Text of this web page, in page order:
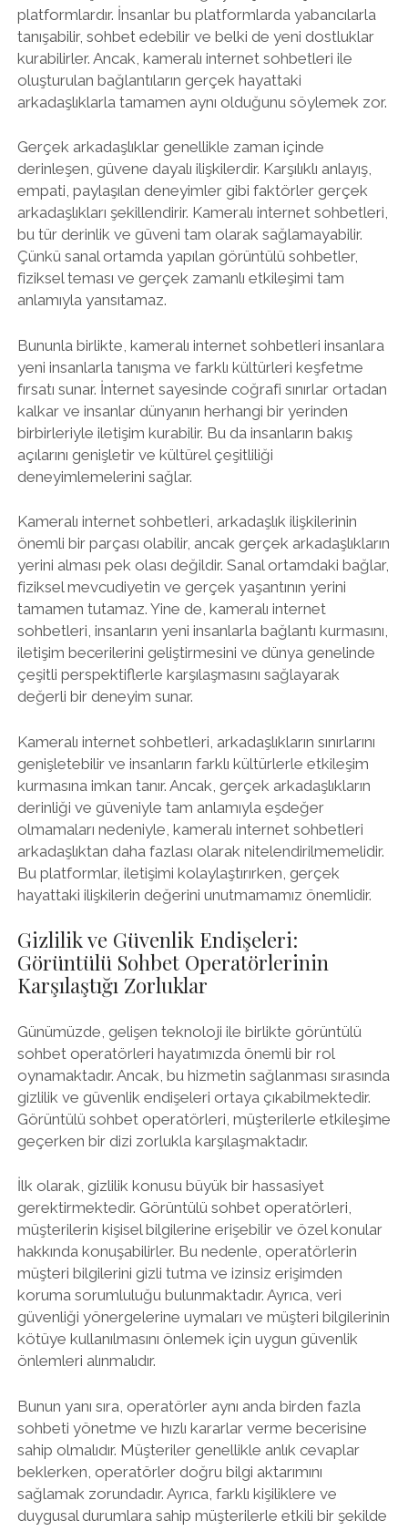
platformlardır. İnsanlar bu platformlarda yabancılarla
tanışabilir, sohbet edebilir ve belki de yeni dostluklar
kurabilirler. Ancak, kameralı internet sohbetleri ile
oluşturulan bağlantıların gerçek hayattaki
arkadaşlıklarla tamamen aynı olduğunu söylemek zor.
Gerçek arkadaşlıklar genellikle zaman içinde
derinleşen, güvene dayalı ilişkilerdir. Karşılıklı anlayış,
empati, paylaşılan deneyimler gibi faktörler gerçek
arkadaşlıkları şekillendirir. Kameralı internet sohbetleri,
bu tür derinlik ve güveni tam olarak sağlamayabilir.
Çünkü sanal ortamda yapılan görüntülü sohbetler,
fiziksel teması ve gerçek zamanlı etkileşimi tam
anlamıyla yansıtamaz.
Bununla birlikte, kameralı internet sohbetleri insanlara
yeni insanlarla tanışma ve farklı kültürleri keşfetme
fırsatı sunar. İnternet sayesinde coğrafi sınırlar ortadan
kalkar ve insanlar dünyanın herhangi bir yerinden
birbirleriyle iletişim kurabilir. Bu da insanların bakış
açılarını genişletir ve kültürel çeşitliliği
deneyimlemelerini sağlar.
Kameralı internet sohbetleri, arkadaşlık ilişkilerinin
önemli bir parçası olabilir, ancak gerçek arkadaşlıkların
yerini alması pek olası değildir. Sanal ortamdaki bağlar,
fiziksel mevcudiyetin ve gerçek yaşantının yerini
tamamen tutamaz. Yine de, kameralı internet
sohbetleri, insanların yeni insanlarla bağlantı kurmasını,
iletişim becerilerini geliştirmesini ve dünya genelinde
çeşitli perspektiflerle karşılaşmasını sağlayarak
değerli bir deneyim sunar.
Kameralı internet sohbetleri, arkadaşlıkların sınırlarını
genişletebilir ve insanların farklı kültürlerle etkileşim
kurmasına imkan tanır. Ancak, gerçek arkadaşlıkların
derinliği ve güveniyle tam anlamıyla eşdeğer
olmamaları nedeniyle, kameralı internet sohbetleri
arkadaşlıktan daha fazlası olarak nitelendirilmemelidir.
Bu platformlar, iletişimi kolaylaştırırken, gerçek
hayattaki ilişkilerin değerini unutmamamız önemlidir.
Gizlilik ve Güvenlik Endişeleri:
Görüntülü Sohbet Operatörlerinin
Karşılaştığı Zorluklar
Günümüzde, gelişen teknoloji ile birlikte görüntülü
sohbet operatörleri hayatımızda önemli bir rol
oynamaktadır. Ancak, bu hizmetin sağlanması sırasında
gizlilik ve güvenlik endişeleri ortaya çıkabilmektedir.
Görüntülü sohbet operatörleri, müşterilerle etkileşime
geçerken bir dizi zorlukla karşılaşmaktadır.
İlk olarak, gizlilik konusu büyük bir hassasiyet
gerektirmektedir. Görüntülü sohbet operatörleri,
müşterilerin kişisel bilgilerine erişebilir ve özel konular
hakkında konuşabilirler. Bu nedenle, operatörlerin
müşteri bilgilerini gizli tutma ve izinsiz erişimden
koruma sorumluluğu bulunmaktadır. Ayrıca, veri
güvenliği yönergelerine uymaları ve müşteri bilgilerinin
kötüye kullanılmasını önlemek için uygun güvenlik
önlemleri alınmalıdır.
Bunun yanı sıra, operatörler aynı anda birden fazla
sohbeti yönetme ve hızlı kararlar verme becerisine
sahip olmalıdır. Müşteriler genellikle anlık cevaplar
beklerken, operatörler doğru bilgi aktarımını
sağlamak zorundadır. Ayrıca, farklı kişiliklere ve
duygusal durumlara sahip müşterilerle etkili bir şekilde